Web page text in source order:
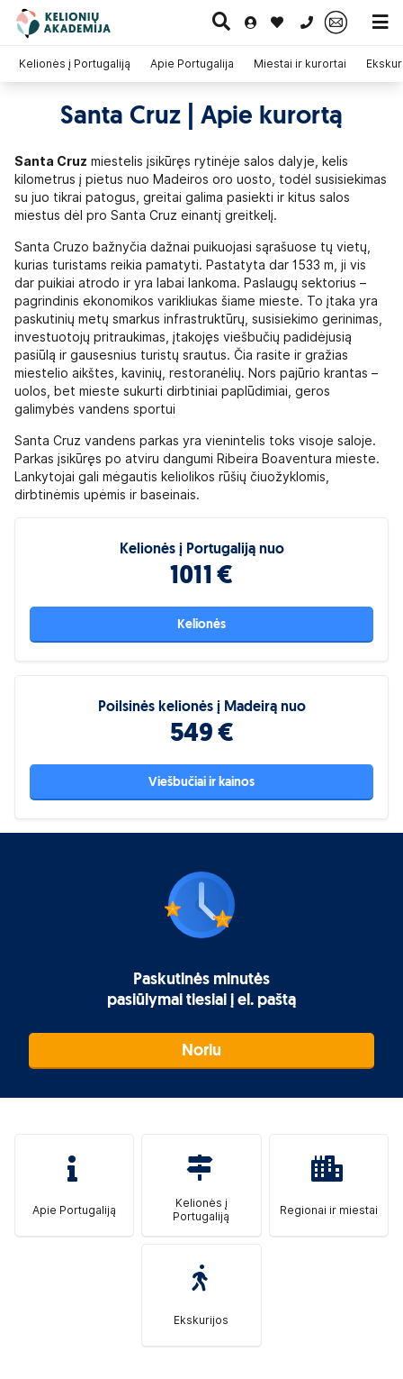
0 700 11007
Kelionės į Portugaliją Apie Portugalija Miestai ir kurortai
Santa Cruz | Apie kurortą
Santa Cruz miestelis įsikūręs rytinėje salos dalyje, kelis
kilometrus į pietus nuo Madeiros oro uosto, todėl susisiekimas
su juo tikrai patogus, greitai galima pasiekti ir kitus salos
miestus dėl pro Santa Cruz einantį greitkelį.
Santa Cruzo bažnyčia dažnai puikuojasi sąrašuose tų vietų,
kurias turistams reikia pamatyti. Pastatyta dar 1533 m, ji vis
dar puikiai atrodo ir yra labai lankoma. Paslaugų sektorius –
pagrindinis ekonomikos varikliukas šiame mieste. To įtaka yra
paskutinių metų smarkus infrastruktūrų, susisiekimo gerinimas,
investuotojų pritraukimas, įtakojęs viešbučių padidėjusią
pasiūlą ir gausesnius turistų srautus. Čia rasite ir gražias
miestelio aikštes, kavinių, restoranėlių. Nors pajūrio krantas –
uolos, bet mieste sukurti dirbtiniai paplūdimiai, geros
galimybės vandens sportui
Santa Cruz vandens parkas yra vienintelis toks visoje saloje.
Parkas įsikūręs po atviru dangumi Ribeira Boaventura mieste.
Lankytojai gali mėgautis keliolikos rūšių čiuožyklomis,
dirbtinėmis upėmis ir baseinais.
Kelionės į Portugaliją nuo
1011 €
Kelionės
Poilsinės kelionės į Madeirą nuo
549 €
Viešbučiai ir kainos
Paskutinės minutės
pasiūlymai tiesiai į el. paštą
Noriu
Apie Portugaliją
Kelionės į
Portugaliją
Regionai ir miestai
Ekskurijos